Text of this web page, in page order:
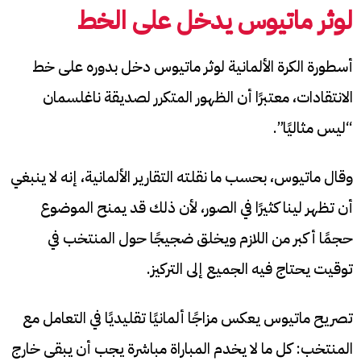
لوثر ماتيوس يدخل على الخط
أسطورة الكرة الألمانية لوثر ماتيوس دخل بدوره على خط
الانتقادات، معتبرًا أن الظهور المتكرر لصديقة ناغلسمان
“ليس مثاليًا”.
وقال ماتيوس، بحسب ما نقلته التقارير الألمانية، إنه لا ينبغي
أن تظهر لينا كثيرًا في الصور، لأن ذلك قد يمنح الموضوع
حجمًا أكبر من اللازم ويخلق ضجيجًا حول المنتخب في
توقيت يحتاج فيه الجميع إلى التركيز.
تصريح ماتيوس يعكس مزاجًا ألمانيًا تقليديًا في التعامل مع
المنتخب: كل ما لا يخدم المباراة مباشرة يجب أن يبقى خارج